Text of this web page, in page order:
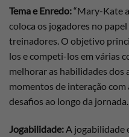
Tema e Enredo:“Mary-Kate
coloca os jogadores no
treinadores. O objetivo
los e competi-los em várias
melhorar as habilidades dos
momentos de interação com
desafios ao longo da jornada.
Jogabilidade: A jogabilidade